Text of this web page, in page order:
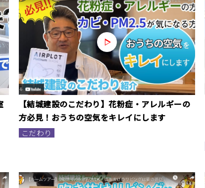
【結城建設のこだわり】花粉症・アレルギーの
方必見！おうちの空気をキレイにします
こだわり